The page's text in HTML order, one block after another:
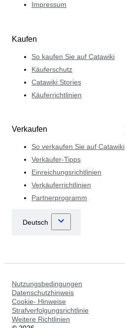
Impressum
Kaufen
So kaufen Sie auf Catawiki
Käuferschutz
Catawiki Stories
Käuferrichtlinien
Verkaufen
So verkaufen Sie auf Catawiki
Verkäufer-Tipps
Einreichungsrichtlinien
Verkäuferrichtlinien
Partnerprogramm
Nutzungsbedingungen
Datenschutzhinweis
Cookie- Hinweise
Strafverfolgungsrichtlinie
Weitere Richtlinien